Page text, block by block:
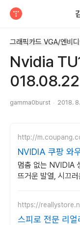
그래픽카드 VGA/엔비
Nvidia
gamma0burst 2018.
http://
NVIDIA 쿠팡 와
멈춤 없는 NVIDIA
뜨거운 발열, 시끄
https://
스피로 전문 리얼